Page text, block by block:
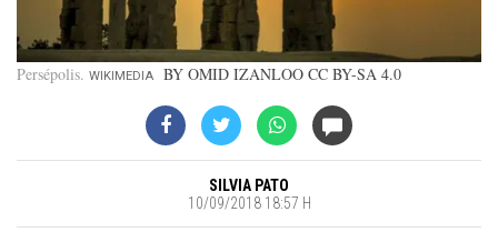
Persépolis WIKIMEDIA BY OMID IZANLOO CC BY-SA 4.0
SILVIA PATO
10/09/2018 18:57 H